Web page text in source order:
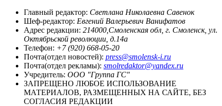
Главный редактор: Светлана Николаевна Савенок
Шеф-редактор: Евгений Валерьевич Ванифатов
Адрес редакции: 214000,Смоленская обл, г. Смоленск, ул.
Октябрьской революции, д.14а
Телефон: +7 (920) 668-05-20
Почта(отдел новостей): press@smolensk-i.ru
Почта(отдел рекламы): smolredaktor@yandex.ru
Учредитель: ООО "Группа ГС"
ЗАПРЕЩЕНО ЛЮБОЕ ИСПОЛЬЗОВАНИЕ
МАТЕРИАЛОВ, РАЗМЕЩЕННЫХ НА САЙТЕ, БЕЗ
СОГЛАСИЯ РЕДАКЦИИ